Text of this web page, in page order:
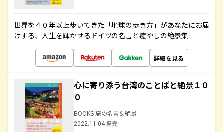
世界を４０年以上歩いてきた「地球の歩き方」があなたにお届
けする、人生を輝かせるドイツの名言と癒やしの絶景集
詳細を見る
心に寄り添う台湾のことばと絶景１０
０
BOOKS 旅の名言＆絶景
2022.11.04 発売